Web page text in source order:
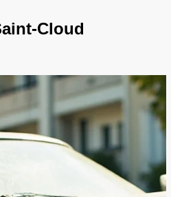
Cloud